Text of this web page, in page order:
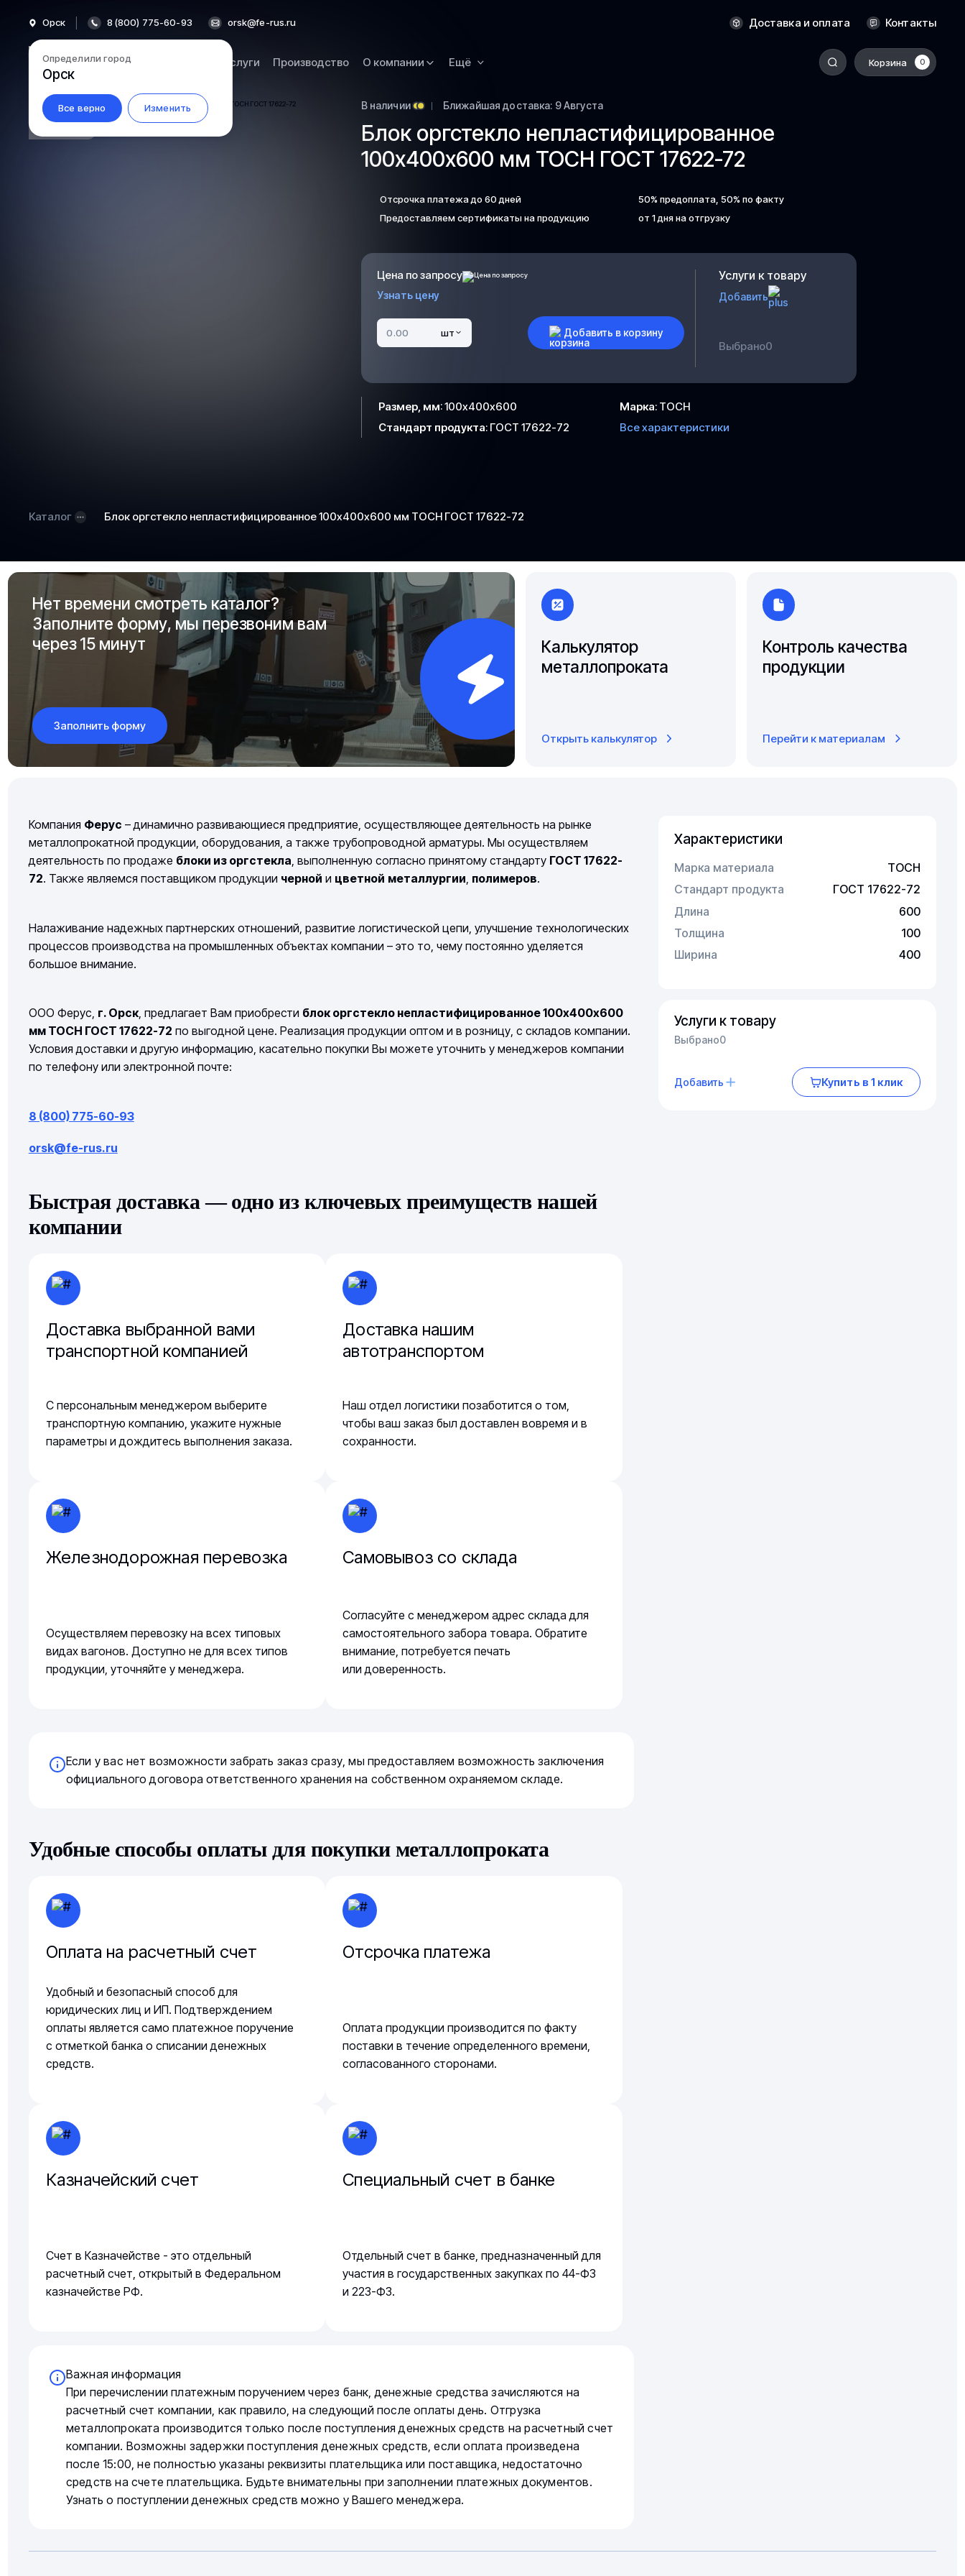
Орск
Определили город
Орск
Все верно Изменить
8 (800) 775-60-93 orsk@fe-rus.ru Доставка и оплата Контакты
Каталог Услуги Производство О компании Ещё Корзина 0
Оренбург
Пермь
Ростов-на-Дону
Рязань
Самара
Саратов
Улан-Удэ
Уссурийск
Чита
Якутск
5.2-197
В наличии Ближайшая доставка: 9 Августа
Блок оргстекло непластифицированное
100х400х600 мм ТОСН ГОСТ 17622-72
Отсрочка платежа до 60 дней
50% предоплата, 50% по факту
Предоставляем сертификаты на продукцию
от 1 дня на отгрузку
Цена по запросу
Узнать цену
шт Добавить в корзину
Услуги к товару
Добавить
Выбрано0
Размер, мм:100х400х600 Марка: ТОСН
Стандарт продукта: ГОСТ 17622-72 Все характеристики
Каталог Блок оргстекло непластифицированное 100х400х600 мм ТОСН ГОСТ 17622-72
Нет времени смотреть каталог?
Заполните форму, мы перезвоним вам
через 15 минут
Заполнить форму
Калькулятор
металлопроката
Открыть калькулятор
Контроль качества
продукции
Перейти к материалам
Компания Ферус – динамично развивающиеся предприятие, осуществляющее деятельность на рынке
металлопрокатной продукции, оборудования, а также трубопроводной арматуры. Мы осуществляем
деятельность по продаже блоки из оргстекла , выполненную согласно принятому стандарту ГОСТ 17622-
72. Также являемся поставщиком продукции черной и цветной металлургии полимеров.
Налаживание надежных партнерских отношений, развитие логистической цепи, улучшение технологических
процессов производства на промышленных объектах компании – это то, чему постоянно уделяется
большое внимание.
ООО Ферус, г. Орск, предлагает Вам приобрести блок оргстекло непластифицированное 100х400х600
мм ТОСН ГОСТ 17622-72 по выгодной цене. Реализация продукции оптом и в розницу, с складов компании.
Условия доставки и другую информацию, касательно покупки Вы можете уточнить у менеджеров компании
по телефону или электронной почте:
8 (800) 775-60-93
orsk@fe-rus.ru
Быстрая доставка — одно из ключевых преимуществ нашей
компании
Доставка выбранной вами
транспортной компанией
С персональным менеджером выберите
транспортную компанию, укажите нужные
параметры и дождитесь выполнения заказа.
Доставка нашим
автотранспортом
Наш отдел логистики позаботится о том,
чтобы ваш заказ был доставлен вовремя и в
сохранности.
Железнодорожная перевозка
Осуществляем перевозку на всех типовых
видах вагонов. Доступно не для всех типов
продукции, уточняйте у менеджера.
Самовывоз со склада
Согласуйте с менеджером адрес склада для
самостоятельного забора товара. Обратите
внимание, потребуется печать
или доверенность.
Если у вас нет возможности забрать заказ сразу, мы предоставляем возможность заключения
официального договора ответственного хранения на собственном охраняемом складе.
Удобные способы оплаты для покупки металлопроката
Оплата на расчетный счет
Удобный и безопасный способ для
юридических лиц и ИП. Подтверждением
оплаты является само платежное поручение
с отметкой банка о списании денежных
средств.
Отсрочка платежа
Оплата продукции производится по факту
поставки в течение определенного времени,
согласованного сторонами.
Казначейский счет
Счет в Казначействе - это отдельный
расчетный счет, открытый в Федеральном
казначействе РФ.
Специальный счет в банке
Отдельный счет в банке, предназначенный для
участия в государственных закупках по 44-ФЗ
и 223-ФЗ.
Важная информация
При перечислении платежным поручением через банк, денежные средства зачисляются на
расчетный счет компании, как правило, на следующий после оплаты день. Отгрузка
металлопроката производится только после поступления денежных средств на расчетный счет
компании. Возможны задержки поступления денежных средств, если оплата произведена
после 15:00, не полностью указаны реквизиты плательщика или поставщика, недостаточно
средств на счете плательщика. Будьте внимательны при заполнении платежных документов.
Узнать о поступлении денежных средств можно у Вашего менеджера.
Характеристики
Марка материала
ТОСН
Стандарт продукта
ГОСТ 17622-72
Длина
600
Толщина
100
Ширина
400
Услуги к товару
Выбрано0
Добавить Купить в 1 клик